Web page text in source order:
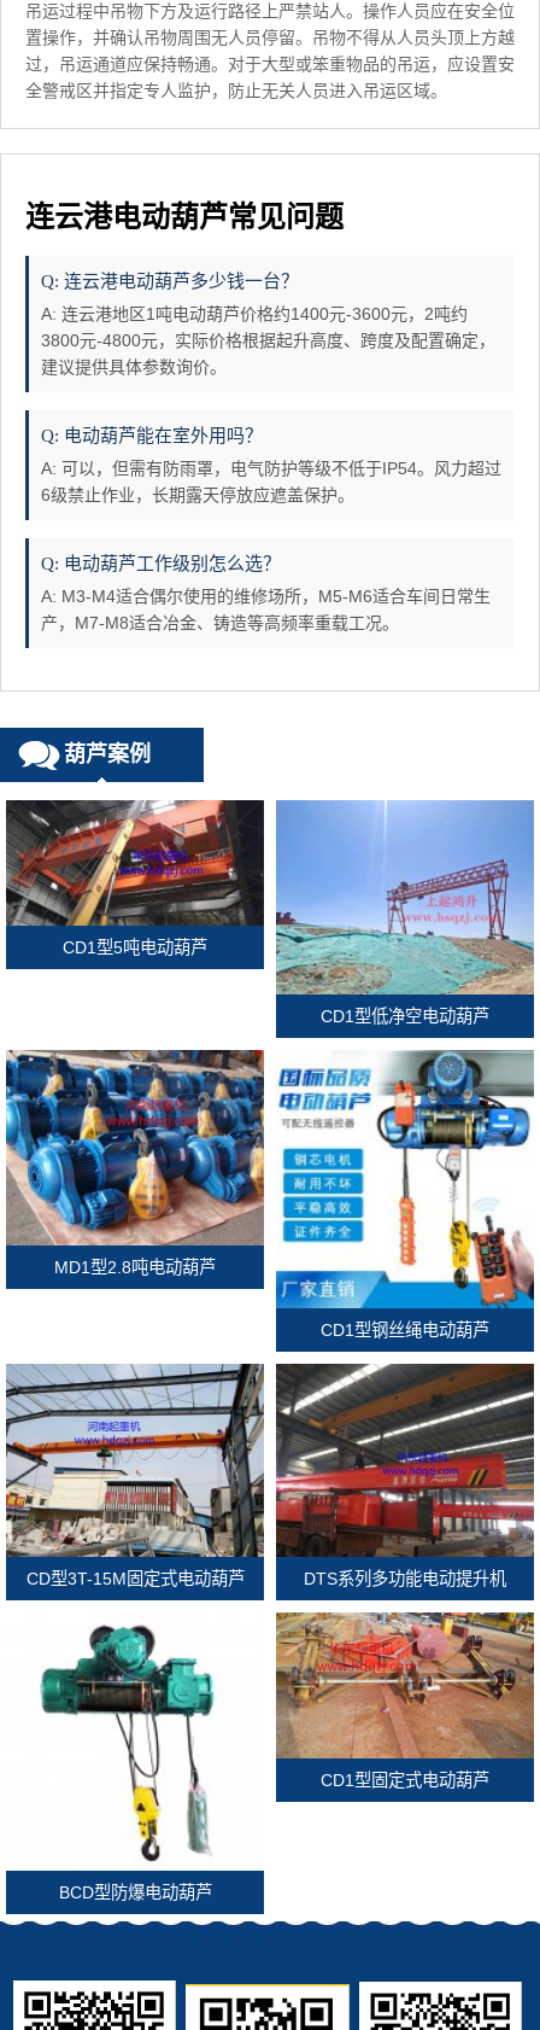
吊运过程中吊物下方及运行路径上严禁站人。操作人员应在安全位
置操作，并确认吊物周围无人员停留。吊物不得从人员头顶上方越
过，吊运通道应保持畅通。对于大型或笨重物品的吊运，应设置安
全警戒区并指定专人监护，防止无关人员进入吊运区域。
连云港电动葫芦常见问题
Q: 连云港电动葫芦多少钱一台？
A: 连云港地区1吨电动葫芦价格约1400元-3600元，2吨约
3800元-4800元，实际价格根据起升高度、跨度及配置确定，
建议提供具体参数询价。
Q: 电动葫芦能在室外用吗？
A: 可以，但需有防雨罩，电气防护等级不低于IP54。风力超过
6级禁止作业，长期露天停放应遮盖保护。
Q: 电动葫芦工作级别怎么选？
A: M3-M4适合偶尔使用的维修场所，M5-M6适合车间日常生
产，M7-M8适合冶金、铸造等高频率重载工况。
葫芦案例
CD1型5吨电动葫芦
CD1型低净空电动葫芦
MD1型2.8吨电动葫芦
CD1型钢丝绳电动葫芦
CD型3T-15M固定式电动葫芦 DTS系列多功能电动提升机
BCD型防爆电动葫芦
CD1型固定式电动葫芦